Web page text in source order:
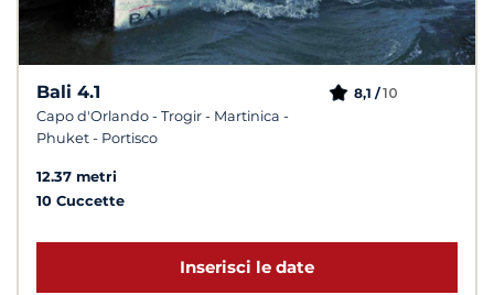
Bali 4.1
Capo d'Orlando - Trogir - Martinica -
Phuket - Portisco
8,1 /10
12.37 metri
10 Cuccette
Inserisci le date